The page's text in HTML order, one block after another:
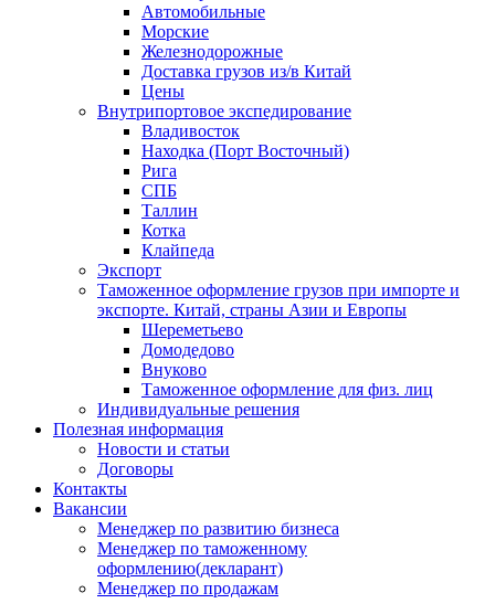
Автомобильные
Морские
Железнодорожные
Доставка грузов из/в Китай
Цены
Внутрипортовое экспедирование
Владивосток
Находка (Порт Восточный)
Рига
СПБ
Таллин
Котка
Клайпеда
Экспорт
Таможенное оформление грузов при импорте и
экспорте. Китай, страны Азии и Европы
Шереметьево
Домодедово
Внуково
Таможенное оформление для физ. лиц
Индивидуальные решения
Полезная информация
Новости и статьи
Договоры
Контакты
Вакансии
Менеджер по развитию бизнеса
Менеджер по таможенному
оформлению(декларант)
Менеджер по продажам